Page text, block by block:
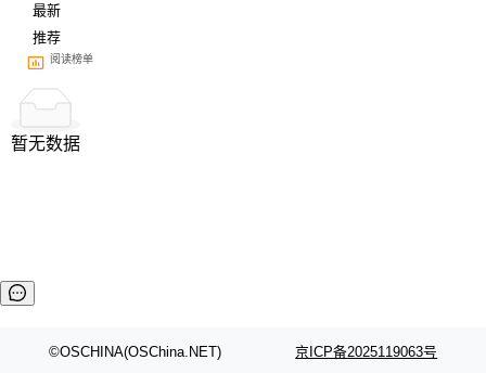
最新
推荐
阅读榜单
暂无数据
©OSCHINA(OSChina.NET) 京ICP备2025119063号